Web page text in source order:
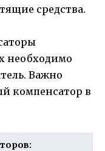
средства.
необходимо
Важно
компенсатор в